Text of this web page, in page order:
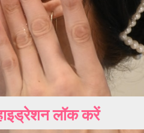
लॉक करें